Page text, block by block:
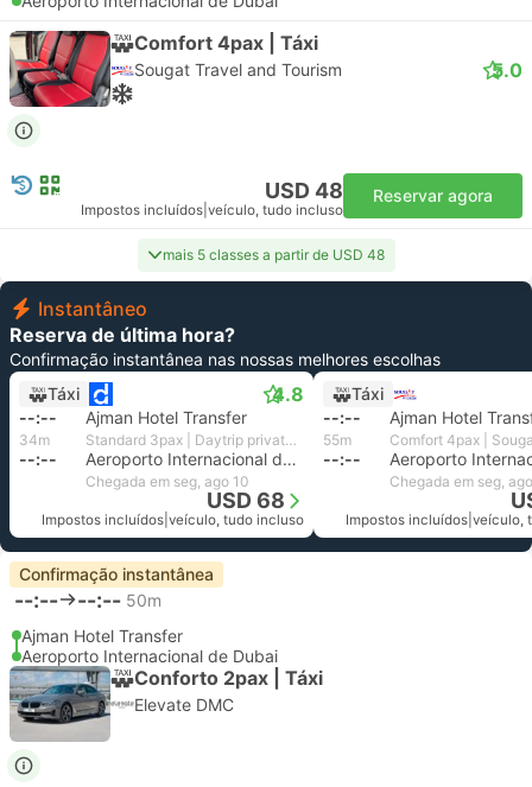
Comfort 4pax | Táxi
Sougat Travel and Tourism 5.0
USD 48
Impostos incluídos veículo, tudo incluso
Reservar agora
mais 5 classes a partir de USD 48
Instantâneo
Reserva de última hora?
Confirmação instantânea nas nossas melhores escolhas
Táxi
4.8
--:-- Ajman Hotel Transfer
34m Standard 3pax | Daytrip private transfer with English speaking driver
--:-- Aeroporto Internacional de Dubai
Chegada em seg, ago 10
USD 68
Impostos incluídos veículo, tudo incluso
Táxi
--:--
Ajman Hotel
55m
--:--
Chegada em seg,
Impostos incluídos veículo,
Confirmação instantânea
--:-- --:-- 50m
Ajman Hotel Transfer
Aeroporto Internacional de Dubai
Conforto 2pax | Táxi
Elevate DMC